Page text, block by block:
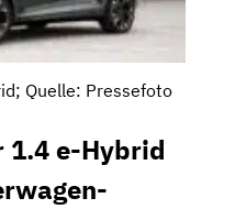
Quelle: Pressefoto
1.4 e-Hybrid